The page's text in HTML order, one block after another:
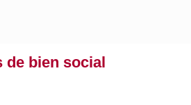
de bien social